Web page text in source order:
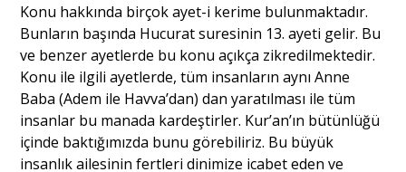
Konu hakkında birçok ayet-i kerime bulunmaktadır.
Bunların başında Hucurat suresinin 13. ayeti gelir. Bu
ve benzer ayetlerde bu konu açıkça zikredilmektedir.
Konu ile ilgili ayetlerde, tüm insanların aynı Anne
Baba (Adem ile Havva’dan) dan yaratılması ile tüm
insanlar bu manada kardeştirler. Kur’an’ın bütünlüğü
içinde baktığımızda bunu görebiliriz. Bu büyük
insanlık ailesinin fertleri dinimize icabet eden ve